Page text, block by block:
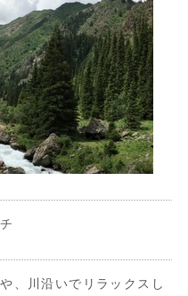
、川沿いでリラックスし